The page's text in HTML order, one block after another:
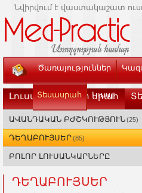
Նվիրվում է վաստակաշատ
Ծառայություններ
Տեսասրահ Կապ
Լուսանկարների սրահ
ԱՎԱՆԴԱԿԱՆ ԲԺՇԿՈՒԹՅՈՒՆ(25)
ԴԵՂԱԲՈՒՅՍԵՐ(85)
ԲՈԼՈՐ ԼՈՒՍԱՆԿԱՐՆԵՐԸ
ԴԵՂԱԲՈՒՅՍԵՐ